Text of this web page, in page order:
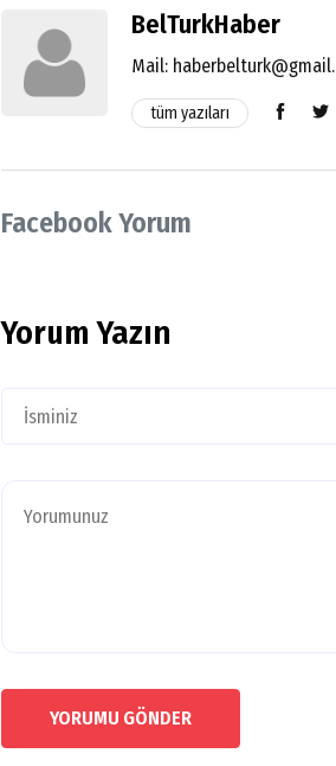
BelTurkHaber
Mail:
tüm yazıları
Facebook Yorum
Yorum Yazın
YORUMU GÖNDER